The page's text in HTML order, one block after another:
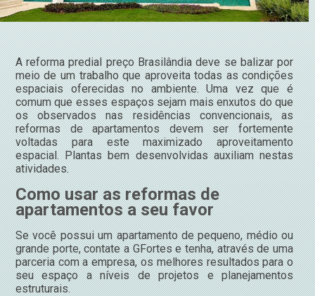
A reforma predial preço Brasilândia deve se balizar por
meio de um trabalho que aproveita todas as condições
espaciais oferecidas no ambiente. Uma vez que é
comum que esses espaços sejam mais enxutos do que
os observados nas residências convencionais, as
reformas de apartamentos devem ser fortemente
voltadas para este maximizado aproveitamento
espacial. Plantas bem desenvolvidas auxiliam nestas
atividades.
Como usar as reformas de
apartamentos a seu favor
Se você possui um apartamento de pequeno, médio ou
grande porte, contate a GFortes e tenha, através de uma
parceria com a empresa, os melhores resultados para o
seu espaço a níveis de projetos e planejamentos
estruturais.